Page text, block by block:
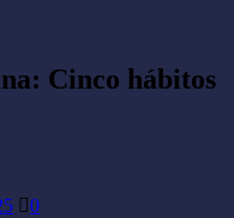
Cinco hábitos
0